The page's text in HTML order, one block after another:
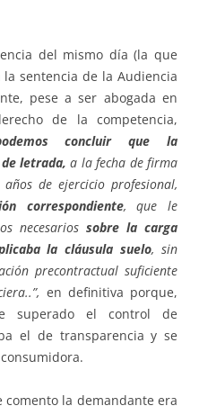
del mismo día (la que
sentencia de la Audiencia
pese a ser abogada en
de la competencia,
concluir que la
letrada, a la fecha de firma
de ejercicio profesional,
correspondiente, que le
necesarios sobre la carga
la cláusula suelo, sin
precontractual suficiente
en definitiva porque,
superado el control de
el de transparencia y se
comento la demandante era